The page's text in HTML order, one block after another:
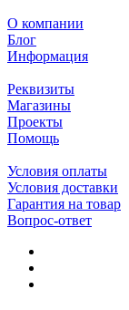
О компании
Блог
Информация
Реквизиты
Магазины
Проекты
Помощь
Условия оплаты
Условия доставки
Гарантия на товар
Вопрос-ответ